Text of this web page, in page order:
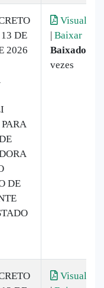
DE
2026
DE
Visualizar
| Baixar
Baixado:
vezes
Visualizar